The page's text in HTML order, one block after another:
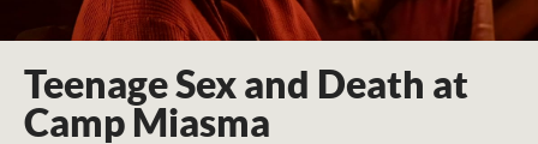
Teenage Sex and Death at
Camp Miasma